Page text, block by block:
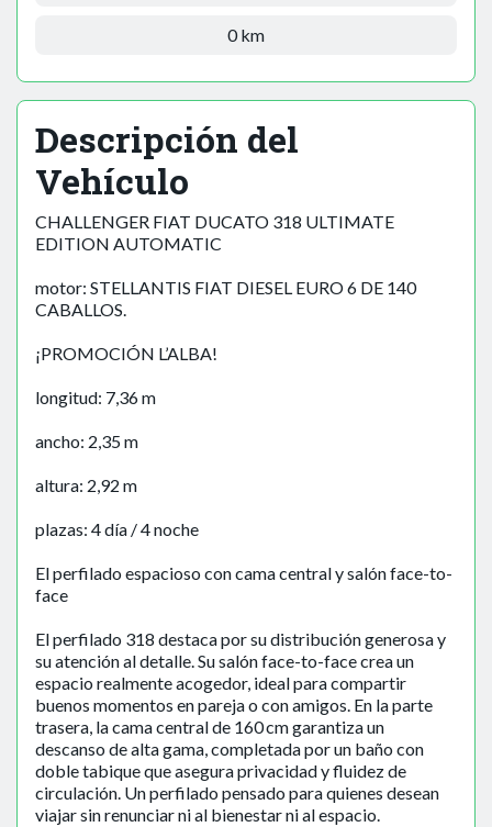
0 km
Descripción del
Vehículo
CHALLENGER FIAT DUCATO 318 ULTIMATE
EDITION AUTOMATIC
motor: STELLANTIS FIAT DIESEL EURO 6 DE 140
CABALLOS.
¡PROMOCIÓN L’ALBA!
longitud: 7,36 m
ancho: 2,35 m
altura: 2,92 m
plazas: 4 día / 4 noche
El perfilado espacioso con cama central y salón face-to-
face
El perfilado 318 destaca por su distribución generosa y
su atención al detalle. Su salón face-to-face crea un
espacio realmente acogedor, ideal para compartir
buenos momentos en pareja o con amigos. En la parte
trasera, la cama central de 160 cm garantiza un
descanso de alta gama, completada por un baño con
doble tabique que asegura privacidad y fluidez de
circulación. Un perfilado pensado para quienes desean
viajar sin renunciar ni al bienestar ni al espacio.